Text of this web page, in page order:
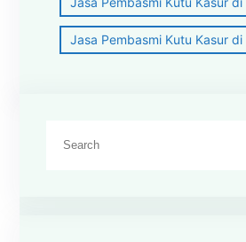
Jasa Pembasmi Kutu Kasur di